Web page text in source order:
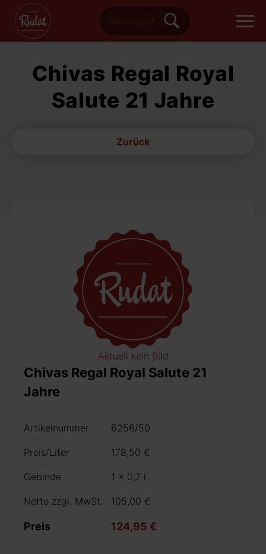
Chivas Regal Royal
Salute 21 Jahre
Zurück
Aktuell kein Bild
Chivas Regal Royal Salute 21
Jahre
Artikelnummer 6256/50
Preis/Liter 178,50 €
Gebinde 1 x 0,7 l
Netto zzgl. MwSt. 105,00 €
Preis 124,95 €